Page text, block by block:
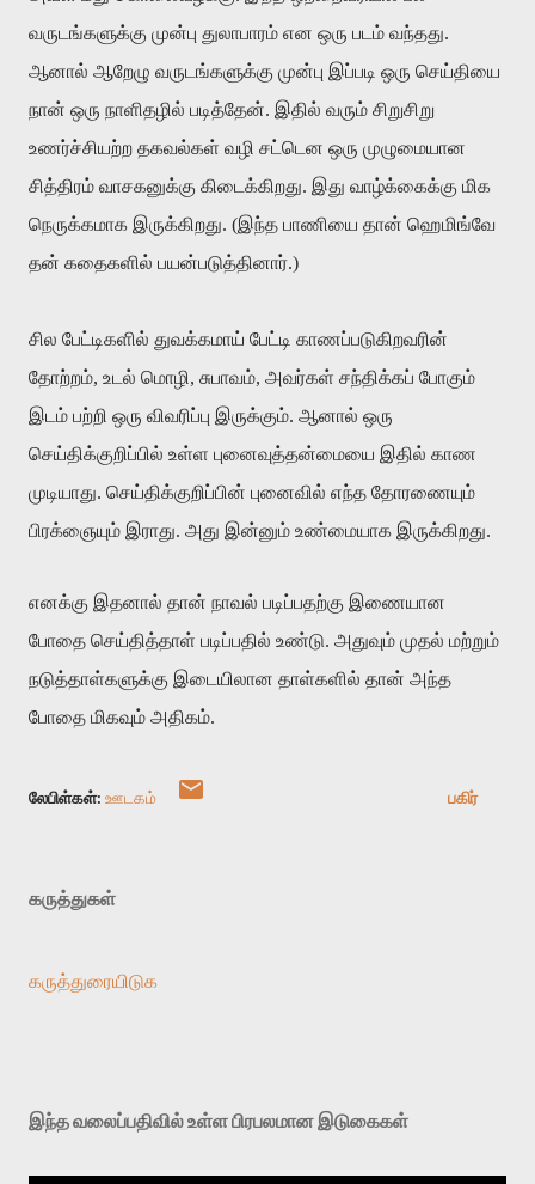
வருடங்களுக்கு முன்பு துலாபாரம் என ஒரு படம் வந்தது.
ஆனால் ஆறேழு வருடங்களுக்கு முன்பு இப்படி ஒரு செய்தியை
நான் ஒரு நாளிதழில் படித்தேன். இதில் வரும் சிறுசிறு
உணர்ச்சியற்ற தகவல்கள் வழி சட்டென ஒரு முழுமையான
சித்திரம் வாசகனுக்கு கிடைக்கிறது. இது வாழ்க்கைக்கு மிக
நெருக்கமாக இருக்கிறது. (இந்த பாணியை தான் ஹெமிங்வே
தன் கதைகளில் பயன்படுத்தினார்.)
சில பேட்டிகளில் துவக்கமாய் பேட்டி காணப்படுகிறவரின்
தோற்றம், உடல் மொழி, சுபாவம், அவர்கள் சந்திக்கப் போகும்
இடம் பற்றி ஒரு விவரிப்பு இருக்கும். ஆனால் ஒரு
செய்திக்குறிப்பில் உள்ள புனைவுத்தன்மையை இதில் காண
முடியாது. செய்திக்குறிப்பின் புனைவில் எந்த தோரணையும்
பிரக்ஞையும் இராது. அது இன்னும் உண்மையாக இருக்கிறது.
எனக்கு இதனால் தான் நாவல் படிப்பதற்கு இணையான
போதை செய்தித்தாள் படிப்பதில் உண்டு. அதுவும் முதல் மற்றும்
நடுத்தாள்களுக்கு இடையிலான தாள்களில் தான் அந்த
போதை மிகவும் அதிகம்.
லேபிள்கள்: ஊடகம் பகிர்
கருத்துகள்
கருத்துரையிடுக
இந்த வலைப்பதிவில் உள்ள பிரபலமான இடுகைகள்